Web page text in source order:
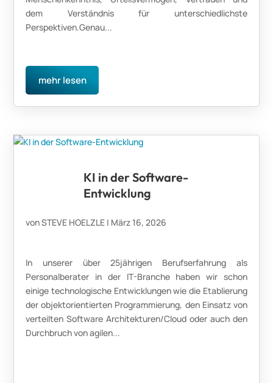
dem Verständnis für unterschiedlichste
Perspektiven.Genau...
mehr lesen
KI in der Software-
Entwicklung
vonSTEVE HOELZLE | März 16, 2026
In unserer über 25jährigen Berufserfahrung als
Personalberater in der IT-Branche haben wir schon
einige technologische Entwicklungen wie die Etablierung
der objektorientierten Programmierung, den Einsatz von
verteilten Software Architekturen/Cloud oder auch den
Durchbruch von agilen...